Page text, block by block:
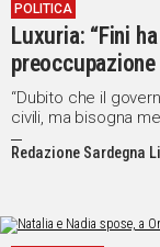
SULCIS
GALLURA
OGLIASTRA
MEDIO
CAMPIDANO
POLITICA
POLITICA
Luxuria: “Fini
“Dubito che il
civili, ma bisogna
movimenti di
di destra”
Redazione Sardegna